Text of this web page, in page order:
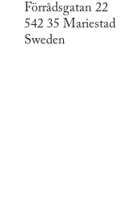
Förrådsgatan 22
542 35 Mariestad
Sweden